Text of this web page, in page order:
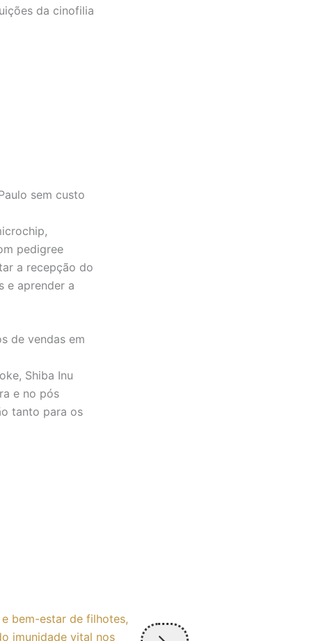
da cinofilia
sem custo
pedigree
a recepção do
e aprender a
de vendas em
Shiba Inu
e no pós
tanto para os
bem-estar de filhotes,
imunidade vital nos